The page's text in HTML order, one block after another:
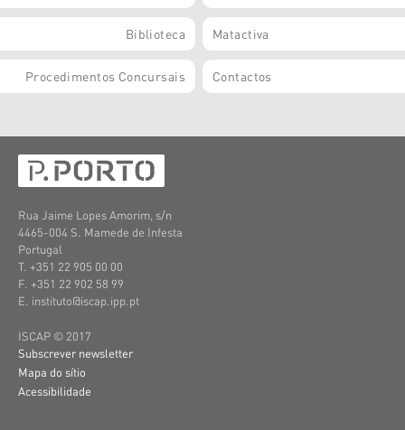
Biblioteca Matactiva
Procedimentos Concursais Contactos
Rua Jaime Lopes Amorim, s/n
4465-004 S. Mamede de Infesta
Portugal
T. +351 22 905 00 00
F. +351 22 902 58 99
E. instituto@iscap.ipp.pt
ISCAP © 2017
Subscrever newsletter
Mapa do sítio
Acessibilidade